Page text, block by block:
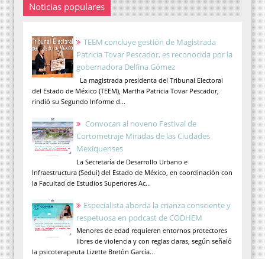
Noticias populares
TEEM concluye gestión de Magistrada
Patricia Tovar Pescador, es reconocida por la
gobernadora Delfina Gómez
La magistrada presidenta del Tribunal Electoral
del Estado de México (TEEM), Martha Patricia Tovar Pescador,
rindió su Segundo Informe d...
Convocan al noveno Festival de
Cortometraje Miradas de las Ciudades
Mexiquenses
La Secretaría de Desarrollo Urbano e
Infraestructura (Sedui) del Estado de México, en coordinación con
la Facultad de Estudios Superiores Ac...
Especialista aborda la crianza consciente y
respetuosa en podcast de CODHEM
Menores de edad requieren entornos protectores
libres de violencia y con reglas claras, según señaló
la psicoterapeuta Lizette Bretón García...